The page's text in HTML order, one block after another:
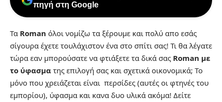
πηγή στη Google
Τα Roman όλοι νομίζω τα ξέρουμε και πολύ απο εσάς
σίγουρα έχετε τουλάχιστον ένα στο σπίτι σας! Τι θα λέγατε
τώρα εαν μπορούσατε να φτιάξετε τα δικά σας Roman με
το ύφασμα της επιλογή σας και σχετικά οικονομικά; Το
μόνο που χρειάζεται είναι περσίδες (αυτές οι φτηνές του
εμπορίου), ύφασμα και κανα δυο υλικά ακόμα! Δείτε